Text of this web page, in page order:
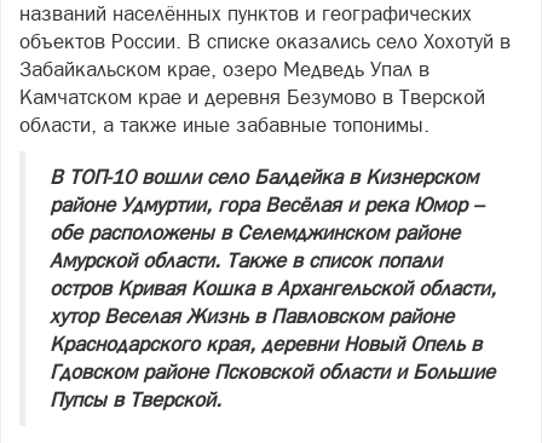
названий населённых пунктов и географических
объектов России. В списке оказались село Хохотуй в
Забайкальском крае, озеро Медведь Упал в
Камчатском крае и деревня Безумово в Тверской
области, а также иные забавные топонимы.
В ТОП-10 вошли село Балдейка в Кизнерском
районе Удмуртии, гора Весёлая и река Юмор –
обе расположены в Селемджинском районе
Амурской области. Также в список попали
остров Кривая Кошка в Архангельской области,
хутор Веселая Жизнь в Павловском районе
Краснодарского края, деревни Новый Опель в
Гдовском районе Псковской области и Большие
Пупсы в Тверской.